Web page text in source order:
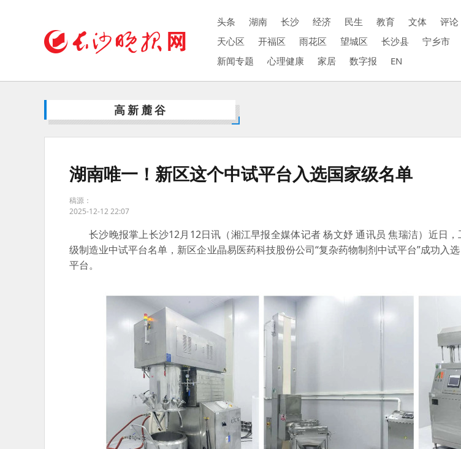
头条 湖南 长沙 经济 民生 教育 文体 评论
天心区
开福区 雨花区 望城区 长沙县 宁乡市
新闻专题
心理健康 家居 数字报 EN
高新麓谷
湖南唯一！新区这个中试平台入选国家级名单
稿源：
2025-12-12 22:07
长沙晚报掌上长沙12月12日讯（湘江早报全媒体记者 杨文妤 通讯员 焦瑞洁）近日
级制造业中试平台名单，新区企业晶易医药科技股份公司“复杂药物制剂中试平台”成功入
平台。